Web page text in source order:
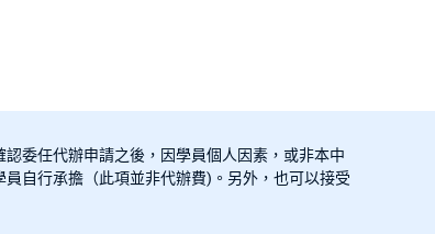
委任代辦申請之後，因學員個人因素，或非本中
自行承擔（此項並非代辦費)。另外，也可以接受